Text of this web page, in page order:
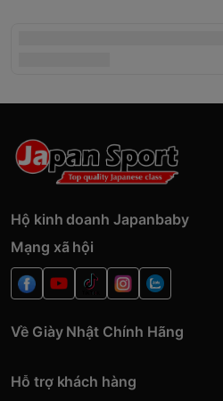
Hộ kinh doanh Japanbaby
Mạng xã hội
Về Giày Nhật Chính Hãng
Hỗ trợ khách hàng